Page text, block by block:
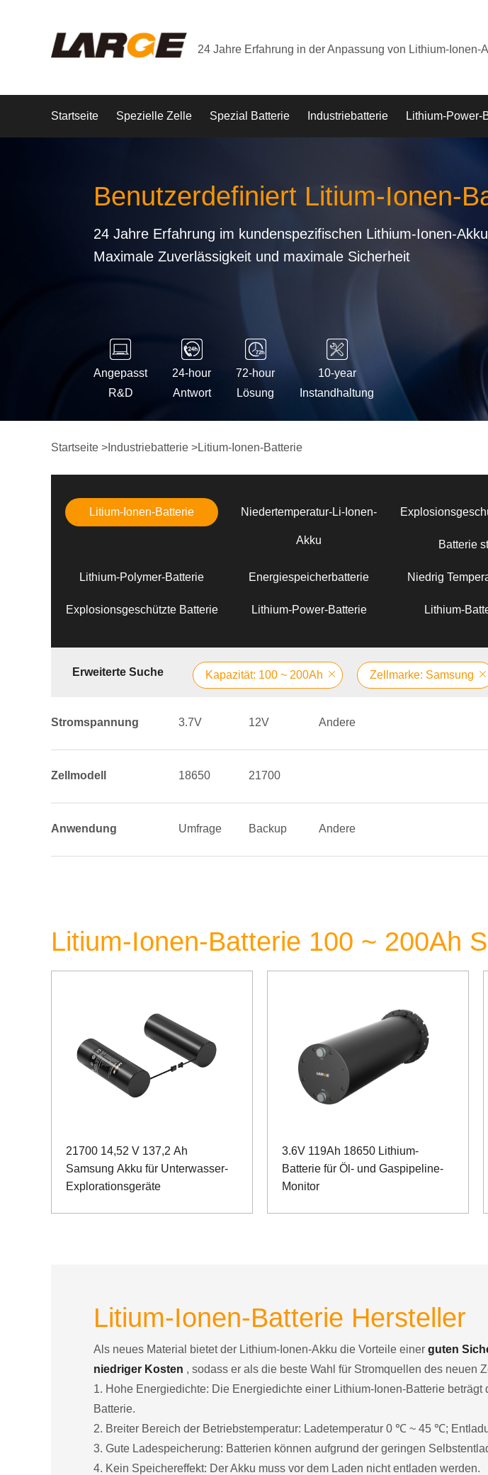
24 Jahre Erfahrung in der Anpassung von Lithium-Ionen-
Startseite Spezielle Zelle Spezial Batterie Industriebatterie Lithium-Power-
Benutzerdefiniert Litium-Ionen-
24 Jahre Erfahrung im kundenspezifischen Lithium-Ionen-Akku
Maximale Zuverlässigkeit und maximale Sicherheit
Angepasst
R&D
24-hour
Antwort
72-hour
Lösung
10-year
Instandhaltung
Startseite > Industriebatterie >Litium-Ionen-Batterie
Litium-Ionen-Batterie Niedertemperatur-Li-Ionen-
Akku Batterie
Lithium-Polymer-Batterie Energiespeicherbatterie Niedrig
Explosionsgeschützte Batterie Lithium-Power-Batterie Lithium-
Erweiterte Suche Kapazität: 100 ~ 200Ah Zellmarke: Samsung
Stromspannung 3.7V 12V Andere
Zellmodell 18650 21700
Anwendung Umfrage Backup Andere
Litium-Ionen-Batterie 100 ~ 200Ah
21700 14,52 V 137,2 Ah
Samsung Akku für Unterwasser-
Explorationsgeräte
3.6V 119Ah 18650 Lithium-
Batterie für Öl- und Gaspipeline-
Monitor
Litium-Ionen-Batterie Hersteller
Als neues Material bietet der Lithium-Ionen-Akku die Vorteile einer guten
niedriger Kosten , sodass er als die beste Wahl für Stromquellen des neuen
1. Hohe Energiedichte: Die Energiedichte einer Lithium-Ionen-Batterie
Batterie.
2. Breiter Bereich der Betriebstemperatur: Ladetemperatur 0 ℃ ~ 45 ℃;
3. Gute Ladespeicherung: Batterien können aufgrund der geringen
4. Kein Speichereffekt: Der Akku muss vor dem Laden nicht entladen werden.